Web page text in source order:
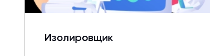
Изолировщик